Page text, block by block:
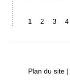
1 2 3 4
Plan du site|